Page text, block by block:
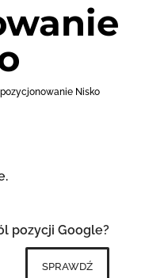
pozycjonowanie Nisko
pozycji Google?
sprawdź